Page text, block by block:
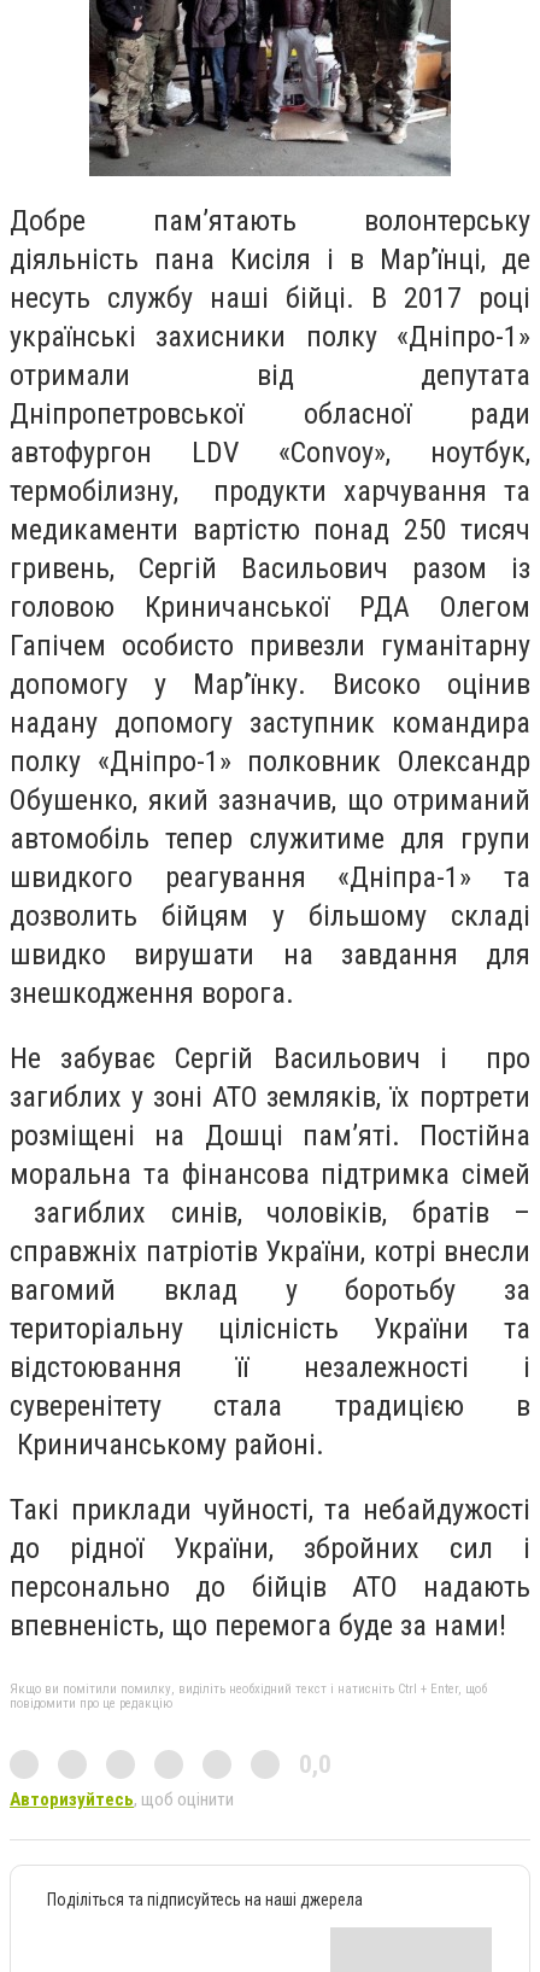
Добре пам’ятають волонтерську
діяльність пана Кисіля і в Мар’їнці, де
несуть службу наші бійці. В 2017 році
українські захисники полку «Дніпро-1»
отримали від депутата
Дніпропетровської обласної ради
автофургон LDV «Convoy», ноутбук,
термобілизну, продукти харчування та
медикаменти вартістю понад 250 тисяч
гривень, Сергій Васильович разом із
головою Криничанської РДА Олегом
Гапічем особисто привезли гуманітарну
допомогу у Мар’їнку. Високо оцінив
надану допомогу заступник командира
полку «Дніпро-1» полковник Олександр
Обушенко, який зазначив, що отриманий
автомобіль тепер служитиме для групи
швидкого реагування «Дніпра-1» та
дозволить бійцям у більшому складі
швидко вирушати на завдання для
знешкодження ворога.
Не забуває Сергій Васильович і про
загиблих у зоні АТО земляків, їх портрети
розміщені на Дошці пам’яті. Постійна
моральна та фінансова підтримка сімей
загиблих синів, чоловіків, братів –
справжніх патріотів України, котрі внесли
вагомий вклад у боротьбу за
територіальну цілісність України та
відстоювання її незалежності і
суверенітету стала традицією в
Криничанському районі.
Такі приклади чуйності, та небайдужості
до рідної України, збройних сил і
персонально до бійців АТО надають
впевненість, що перемога буде за нами!
Якщо ви помітили помилку, виділіть необхідний текст і натисніть Ctrl + Enter, щоб
повідомити про це редакцію
0,0
Авторизуйтесь, щоб оцінити
Поділіться та підписуйтесь на наші джерела